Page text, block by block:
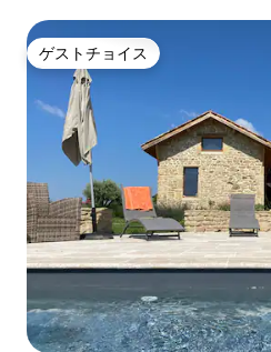
ゲストチョイス
ゲストチョイス